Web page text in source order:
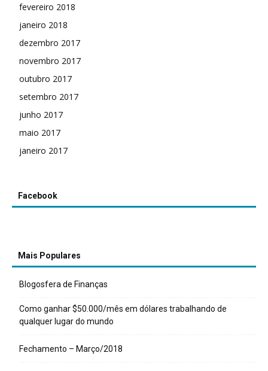
fevereiro 2018
janeiro 2018
dezembro 2017
novembro 2017
outubro 2017
setembro 2017
junho 2017
maio 2017
janeiro 2017
Facebook
Mais Populares
Blogosfera de Finanças
Como ganhar $50.000/mês em dólares trabalhando de
qualquer lugar do mundo
Fechamento – Março/2018